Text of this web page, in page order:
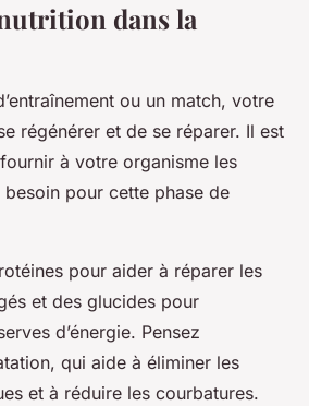
dans la
ou un match, votre
régénérer et de se réparer. Il est
à votre organisme les
pour cette phase de
pour aider à réparer les
et des glucides pour
d’énergie. Pensez
qui aide à éliminer les
et à réduire les courbatures.